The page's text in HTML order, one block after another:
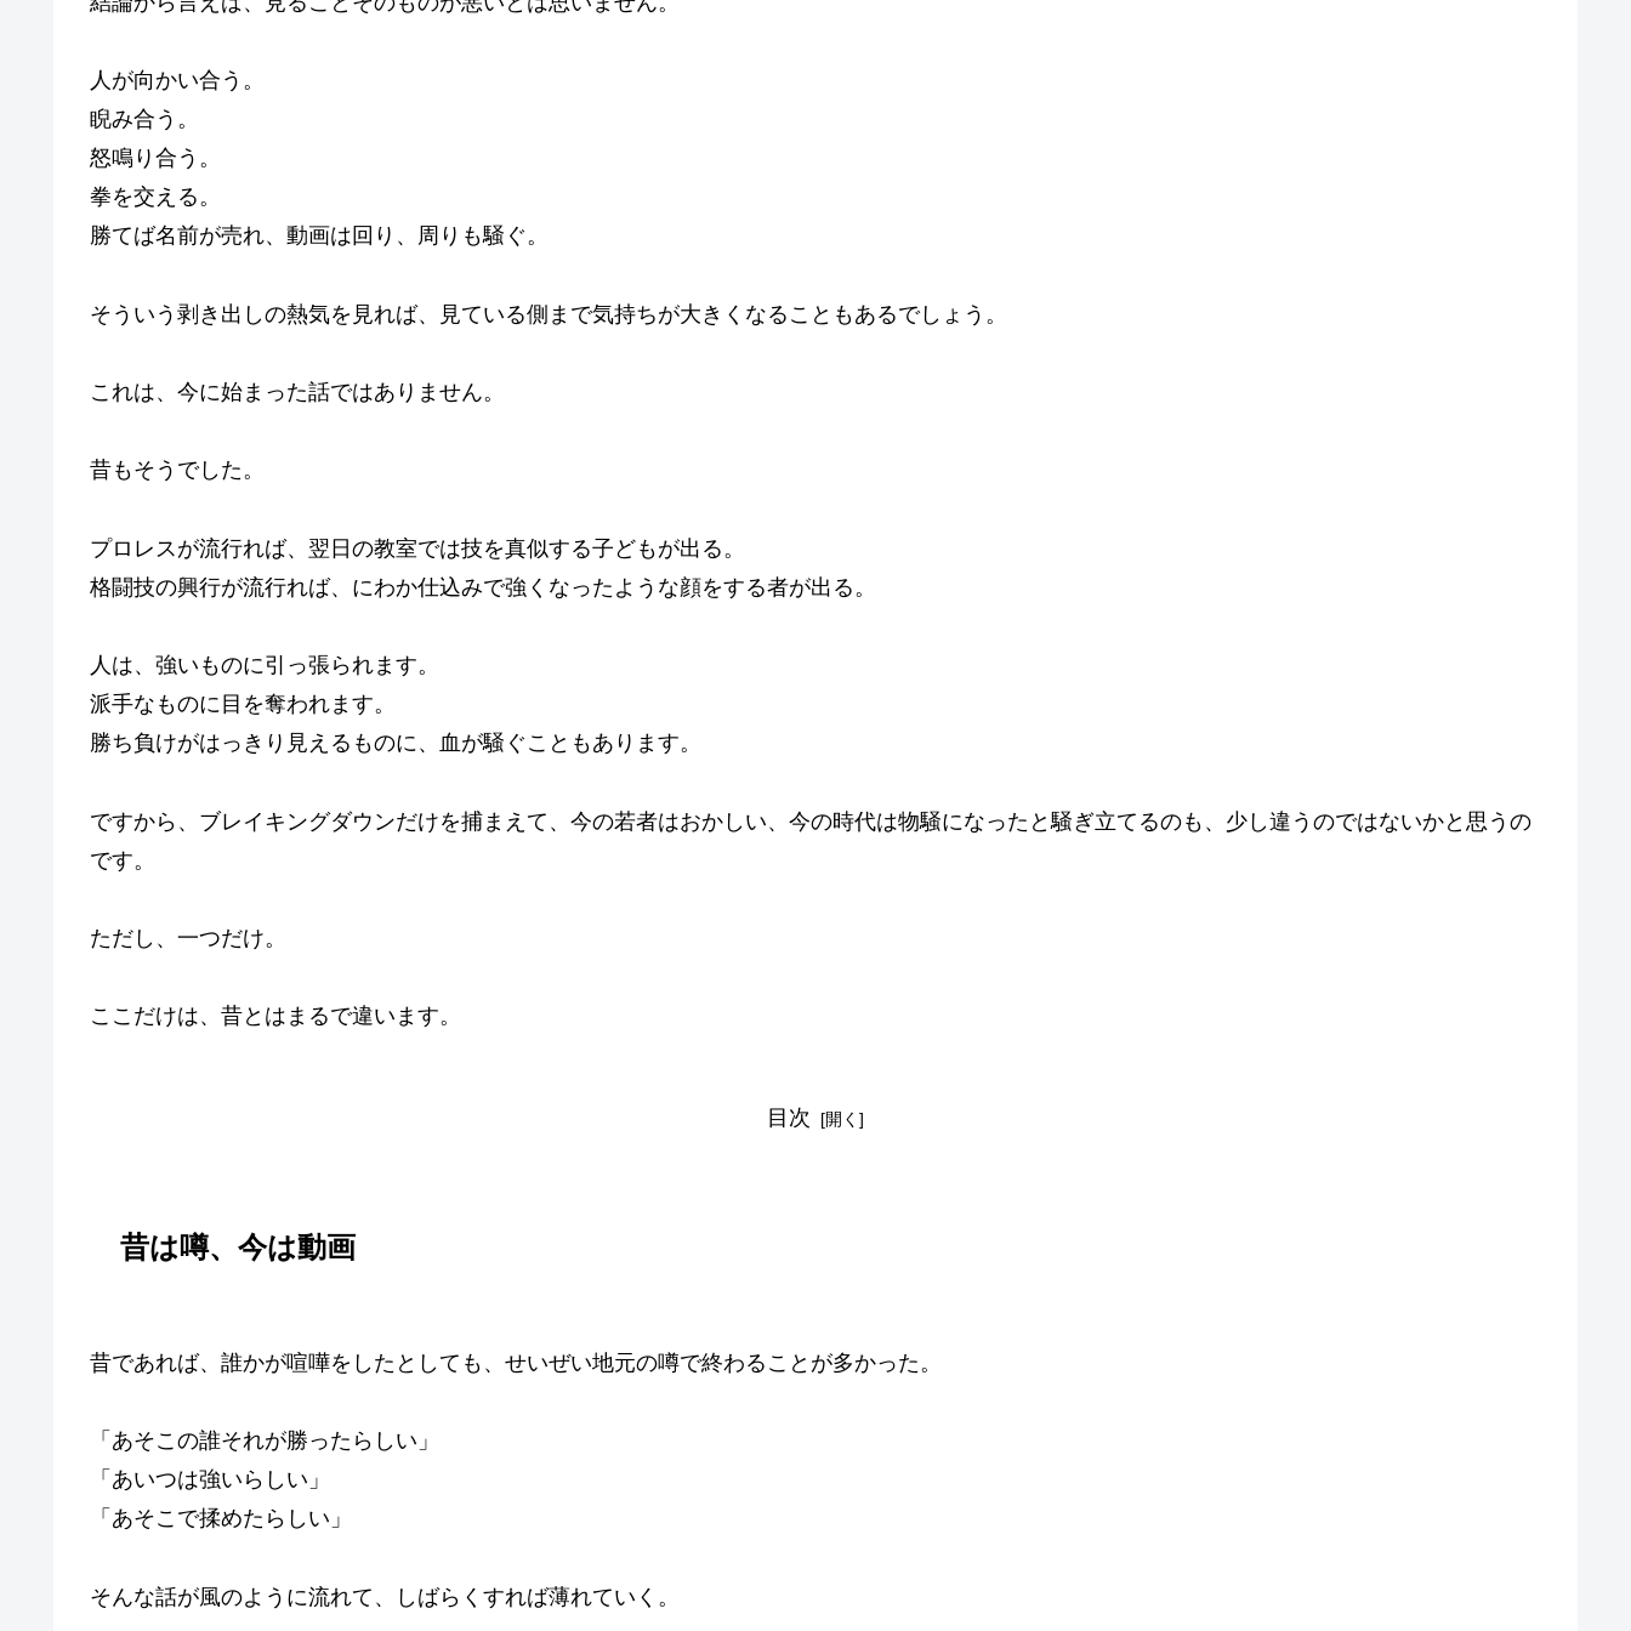
人が向かい合う。
睨み合う。
怒鳴り合う。
拳を交える。
勝てば名前が売れ、動画は回り、周りも騒ぐ。
そういう剥き出しの熱気を見れば、見ている側まで気持ちが大きくなることもあるでしょう。
これは、今に始まった話ではありません。
昔もそうでした。
プロレスが流行れば、翌日の教室では技を真似する子どもが出る。
格闘技の興行が流行れば、にわか仕込みで強くなったような顔をする者が出る。
人は、強いものに引っ張られます。
派手なものに目を奪われます。
勝ち負けがはっきり見えるものに、血が騒ぐこともあります。
ですから、ブレイキングダウンだけを捕まえて、今の若者はおかしい、今の時代は物騒になったと騒ぎ立てるのも、少し違うのではないかと思うの
です。
ただし、一つだけ。
ここだけは、昔とはまるで違います。
目次
昔は噂、今は動画
昔であれば、誰かが喧嘩をしたとしても、せいぜい地元の噂で終わることが多かった。
「あそこの誰それが勝ったらしい」
「あいつは強いらしい」
「あそこで揉めたらしい」
そんな話が風のように流れて、しばらくすれば薄れていく。